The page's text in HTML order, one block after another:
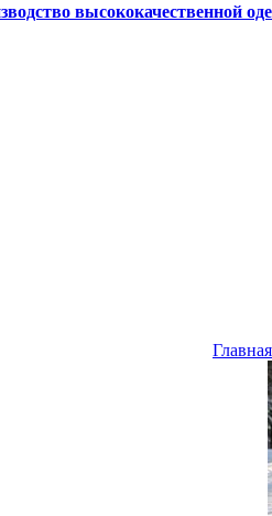
высококачественной
Главная